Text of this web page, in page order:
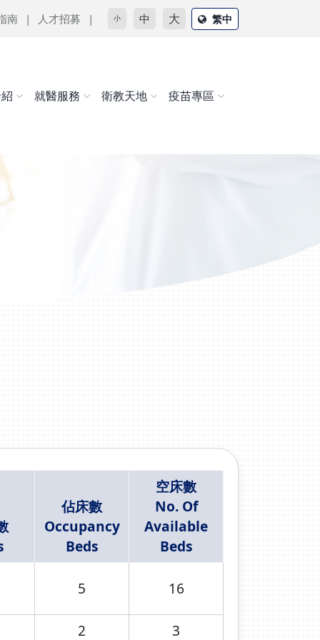
南 人才招募 小 中 大 繁中
就醫服務 衛教天地 疫苗專區
佔床數
Occupancy
Beds
空床數
No. Of
Available
Beds
5 16
2
3